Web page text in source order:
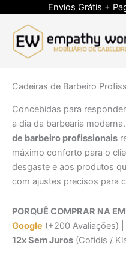
Envios Grátis +
content
Cadeiras de Barbeiro
Concebidas para
a dia da barbearia
de barbeiro profissionais
máximo conforto para o
desgaste e aos produtos
com ajustes precisos para
PORQUÊ COMPRAR NA
Google (+200 Avaliações) |
12x Sem Juros (Cofidis /